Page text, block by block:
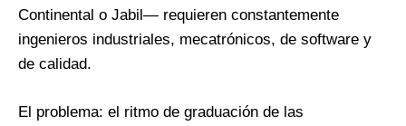
Continental o Jabil— requieren constantemente
ingenieros industriales, mecatrónicos, de software y
de calidad.
El problema: el ritmo de graduación de las